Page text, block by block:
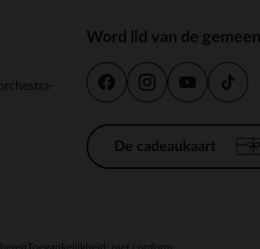
Word lid van de
De cadeaukaart